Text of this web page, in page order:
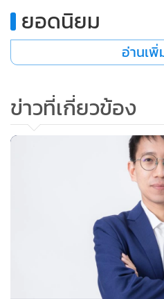
ลุ้นผลการประชุม FOMC ของเฟ
จะมองว่าเฟดอาจคงอัตราดอกเบี้
และเฟดอาจคงอัตราดอกเบี้ยที่ร
พฤษภาคม นอกจากนี้ บรรยากา
ของรัฐบาลสหรัฐฯ ที่เริ่มเผชิญปัญ
Government Shutdown ได้ ทำ
ส่วนในฝั่งตลาดหุ้นยุโรป ดัชนี
กว่า -1.13% กดดันโดยการปรับ
อุตสาหกรรม ท่ามกลางความกังว
ทั้งธนาคารกลางยุโรป (ECB) แล
เดินหน้าขึ้นดอกเบี้ยต่อเพื่อคุมปั
ในฝั่งตลาดบอนด์ เรามองว่าผู้เล่
ยอดนิยม
อ่านเพิ่
ข่าวที่เกี่ยวข้อง